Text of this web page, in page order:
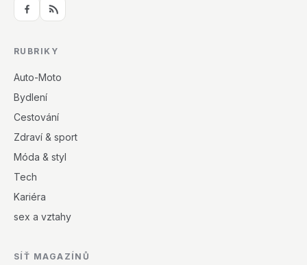
RUBRIKY
Auto-Moto
Bydlení
Cestování
Zdraví & sport
Móda & styl
Tech
Kariéra
sex a vztahy
SÍŤ MAGAZÍNŮ